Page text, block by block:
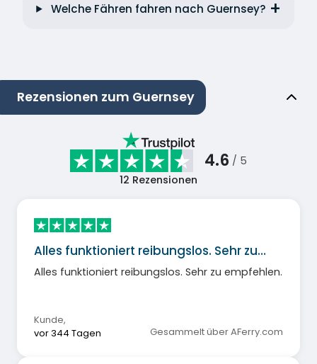
Welche Fähren fahren nach Guernsey?
Rezensionen zum Guernsey
4.6 / 5
12 Rezensionen
Alles funktioniert reibungslos. Sehr zu…
Alles funktioniert reibungslos. Sehr zu empfehlen.
Kunde,
vor 344 Tagen
Gesammelt über AFerry.com